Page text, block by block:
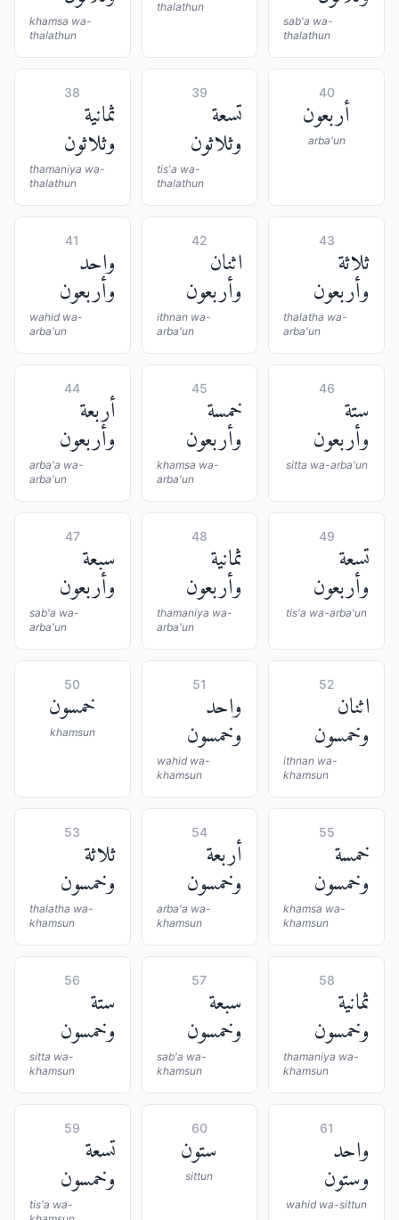
khamsa wa-
thalathun
thalathun
sab'a wa-
thalathun
38
ثمانية
وثلاثون
thamaniya wa-
thalathun
39
تسعة
وثلاثون
tis'a wa-
thalathun
40
أربعون
arba'un
41
واحد
وأربعون
wahid wa-
arba'un
42
اثنان
وأربعون
ithnan wa-
arba'un
43
ثلاثة
وأربعون
thalatha wa-
arba'un
44
أربعة
وأربعون
arba'a wa-
arba'un
45
خمسة
وأربعون
khamsa wa-
arba'un
46
ستة
وأربعون
sitta wa-arba'un
47
سبعة
وأربعون
sab'a wa-
arba'un
48
ثمانية
وأربعون
thamaniya wa-
arba'un
49
تسعة
وأربعون
tis'a wa-arba'un
50
خمسون
khamsun
51
واحد
وخمسون
wahid wa-
khamsun
52
اثنان
وخمسون
ithnan wa-
khamsun
53
ثلاثة
وخمسون
thalatha wa-
khamsun
54
أربعة
وخمسون
arba'a wa-
khamsun
55
خمسة
وخمسون
khamsa wa-
khamsun
56
ستة
وخمسون
sitta wa-
khamsun
57
سبعة
وخمسون
sab'a wa-
khamsun
58
ثمانية
وخمسون
thamaniya wa-
khamsun
59
تسعة
وخمسون
tis'a wa-
60
ستون
sittun
61
واحد
وستون
wahid wa-sittun